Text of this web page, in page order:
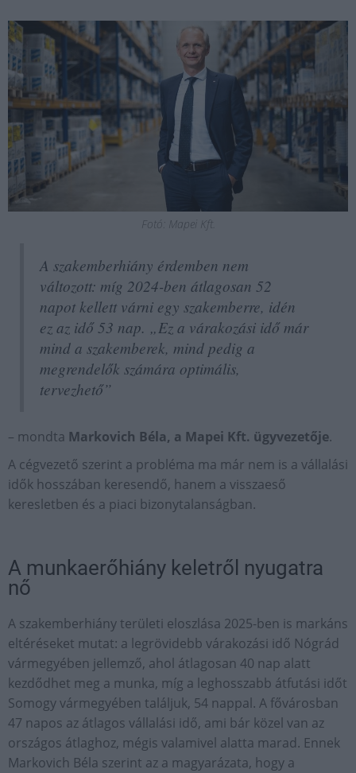
Fotó: Mapei Kft.
A szakemberhiány érdemben nem
változott: míg 2024-ben átlagosan 52
napot kellett várni egy szakemberre, idén
ez az idő 53 nap. „Ez a várakozási idő már
mind a szakemberek, mind pedig a
megrendelők számára optimális,
tervezhető”
– mondta Markovich Béla, a Mapei Kft. ügyvezetője.
A cégvezető szerint a probléma ma már nem is a vállalási
idők hosszában keresendő, hanem a visszaeső
keresletben és a piaci bizonytalanságban.
A munkaerőhiány keletről nyugatra
nő
A szakemberhiány területi eloszlása 2025-ben is markáns
eltéréseket mutat: a legrövidebb várakozási idő Nógrád
vármegyében jellemző, ahol átlagosan 40 nap alatt
kezdődhet meg a munka, míg a leghosszabb átfutási időt
Somogy vármegyében találjuk, 54 nappal. A fővárosban
47 napos az átlagos vállalási idő, ami bár közel van az
országos átlaghoz, mégis valamivel alatta marad. Ennek
Markovich Béla szerint az a magyarázata, hogy a